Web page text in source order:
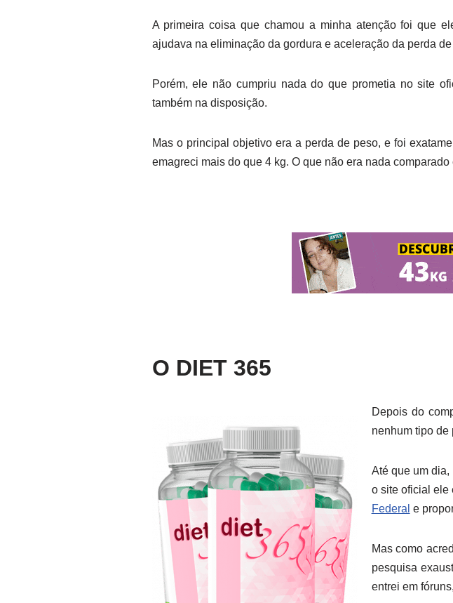
A primeira coisa que chamou a minha atenção foi que
ajudava na eliminação da gordura e aceleração da perda
Porém, ele não cumpriu nada do que prometia no site
também na disposição.
Mas o principal objetivo era a perda de peso, e foi
emagreci mais do que 4 kg. O que não era nada
O DIET 365
Depois do
nenhum tipo de
Até que um
o site oficial ele
Federal e
Mas como
pesquisa
entrei em